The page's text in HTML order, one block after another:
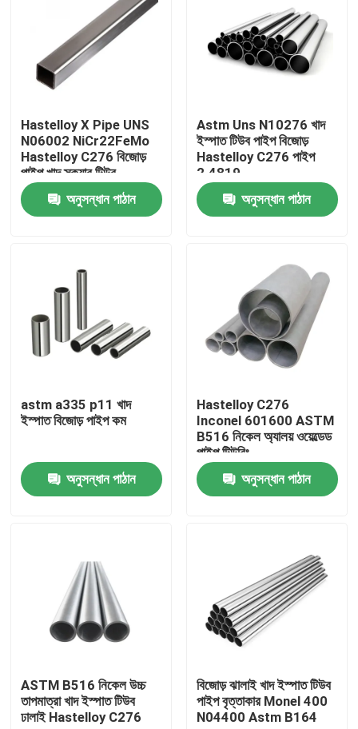
পণ্য
কারখানা ভ্রমণ
মান নিয়ন্ত্রণ
উদ্ধৃতির জন্য আবেদন
স্টেইনলেস স্টীল প্লেট শীট
Hastelloy X Pipe UNS
N06002 NiCr22FeMo
Hastelloy C276 বিজোড়
পাইপ খাদ স্কয়ার টিউব
অনুসন্ধান পাঠান
Astm Uns N10276 খাদ
ইস্পাত টিউব পাইপ বিজোড়
Hastelloy C276 পাইপ
2.4819
অনুসন্ধান পাঠান
astm a335 p11 খাদ
ইস্পাত বিজোড় পাইপ কম
অনুসন্ধান পাঠান
Hastelloy C276
Inconel 601600 ASTM
B516 নিকেল অ্যালয় ওয়েল্ডেড
পাইপ টিউবিং
অনুসন্ধান পাঠান
ASTM B516 নিকেল উচ্চ
তাপমাত্রা খাদ ইস্পাত টিউব
ঢালাই Hastelloy C276
বিজোড় ঝালাই খাদ ইস্পাত টিউব
পাইপ বৃত্তাকার Monel 400
N04400 Astm B164